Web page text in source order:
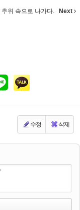
추위 속으로 나가다. Next
수정 삭제